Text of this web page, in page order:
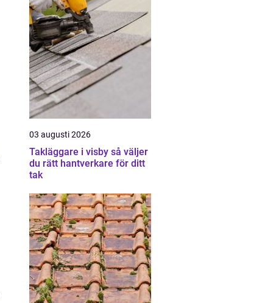
03 augusti 2026
Takläggare i visby så väljer
du rätt hantverkare för ditt
tak